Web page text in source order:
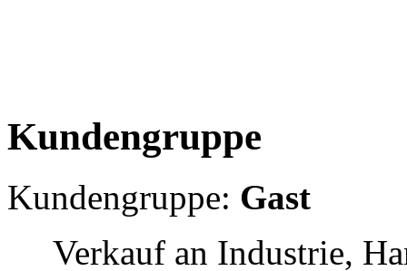
Kundengruppe
Kundengruppe: Gast
Verkauf an Industrie,